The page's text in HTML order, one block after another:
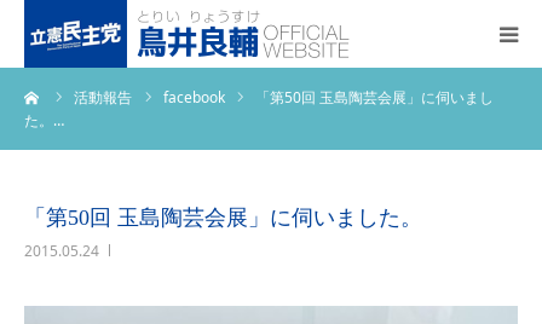
活動報告 facebook
「第50回 玉島陶芸会展」に伺いまし
た。…
「第50回 玉島陶芸会展」に伺いました。
2015.05.24
トップページ
プロフィール
事務所アクセス